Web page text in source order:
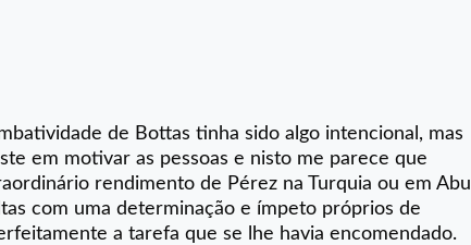
de Bottas tinha sido algo intencional, mas
em motivar as pessoas e nisto me parece que
rendimento de Pérez na Turquia ou em Abu
com uma determinação e ímpeto próprios de
a tarefa que se lhe havia encomendado.